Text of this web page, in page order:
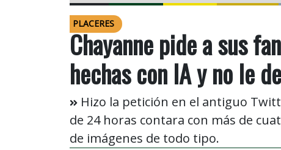
PLACERES
Chayanne pide a sus
hechas con IA y no le
Hizo la petición en el antiguo
de 24 horas contara con más de
de imágenes de todo tipo.